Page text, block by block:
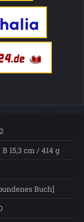
15,3 cm / 414 g
Buch]